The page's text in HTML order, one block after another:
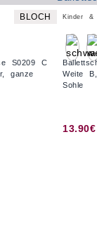
BLOCH
S0209 C
ganze
Kinder &
Weite
Sohle
13.90€